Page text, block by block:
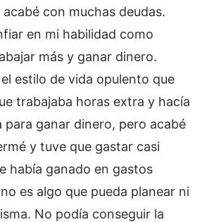
con muchas deudas.
en mi habilidad como
más y ganar dinero.
estilo de vida opulento que
trabajaba horas extra y hacía
ganar dinero, pero acabé
y tuve que gastar casi
había ganado en gastos
es algo que pueda planear ni
No podía conseguir la